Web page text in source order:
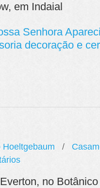
em Indaial
Senhora
decoração e
Hoeltgebaum /
no